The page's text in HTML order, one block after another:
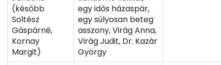
(később
Soltész
Gáspárné,
Kornay
Margit)
egy idős házaspár,
egy súlyosan beteg
asszony, Virág Anna,
Virág Judit, Dr. Kazár
György